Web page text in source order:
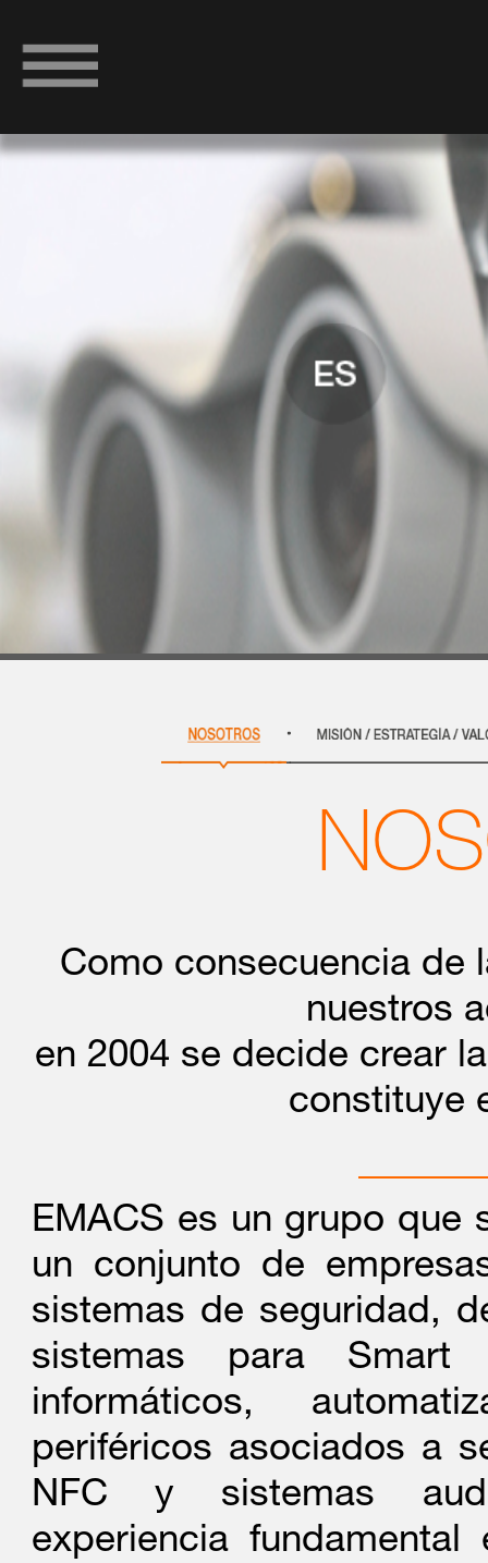
Como consecuencia de
nuestros
en 2004 se decide crear
constituye
EMACS es un grupo que
un conjunto de
sistemas de seguridad,
sistemas para Smart
informáticos,
periféricos asociados a
NFC y sistemas
experiencia